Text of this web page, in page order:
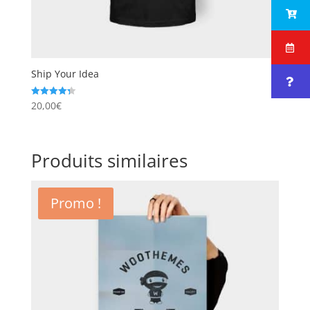
Ship Your Idea
Note
4.33
20,00€
Produits similaires
Promo !